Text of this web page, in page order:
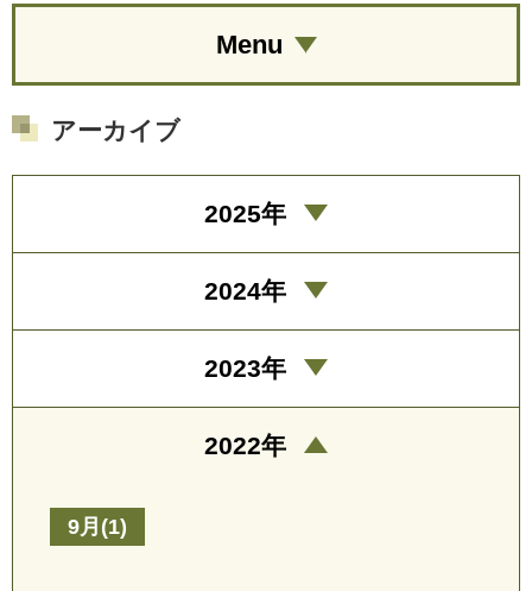
Menu
アーカイブ
2025年
2024年
2023年
2022年
9月(1)